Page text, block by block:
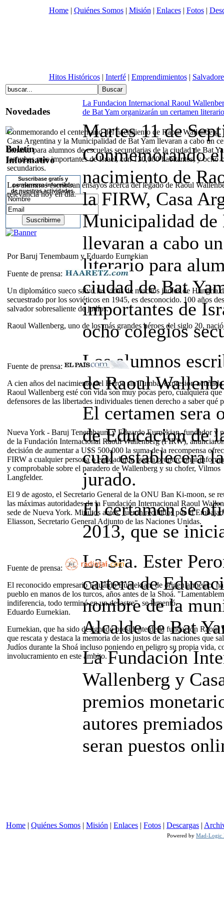
Home| Quiénes Somos| Misión | Enlaces| Fotos|
Hitos Históricos| Interfé| Emprendimientos|
Novedades
Conmemorando el centernario del nacimiento de Raoul Wallenberg,
Casa Argentina y la Municipalidad de Bat Yam llevaran a cabo un
literario para alumnos de escuelas secundarias de la ciudad de Bat
las urbes mas importantes de Israel, con 130,000 habitantes, y ocho
secundarios.
Los alumnos escribiran ensayos acerca del legado de Raoul
relevancia hoy en día.
Por Baruj Tenembaum y Eduardo Eurnekian
Fuente de prensa:
Un diplomático sueco salvó las vidas de muchos judíos de Hungría
secuestrado por los soviéticos en 1945, es desconocido. 100 años
salvador sobresaliente de judíos.
Raoul Wallenberg, uno de los más grandes héroes del siglo 20,
Fuente de prensa:
A cien años del nacimiento del Héroe sin Tumba, expresión
Raoul Wallenberg esté con vida son muy pocas pero, cualquiera
defensores de las libertades individuales tienen derecho a saber qué
Nueva York - Baruj Tenembaum y Eduardo Eurnekian, fundador y
de la Fundación Internacional Raoul Wallenberg (FIRW),
decisión de aumentar a U$S 500.000 la suma de la recompensa
FIRW a cualquier persona o entidad que pueda proporcionar
y comprobable sobre el paradero de Wallenberg y su chofer, Vilmos
Langfelder.
El 9 de agosto, el Secretario General de la ONU Ban Ki-moon, se
las máximas autoridades de la Fundación Internacional Raoul
sede de Nueva York. Minutos antes, fueron recibidos por el
Eliasson, Secretario General Adjunto de las Naciones Unidas.
Fuente de prensa:
El reconocido empresario Eduardo Eurnekian, de origen armenio,
pueblo en manos de los turcos, años antes de la Shoá.
indiferencia, todo terminó en un desastre", se lamentó.
Eduardo Eurnekian.
Eurnekian, que ha sido designado presidente de la fundación Raoul
que rescata y destaca la memoria de los justos de las naciones que
Judíos durante la Shoá incluso poniendo en peligro su propia vida,
involucramiento en este ámbito.
Boletín
Informativo
Suscribase gratís y
permanezca informado
de nuestras actividades.
La Fundacion Internacional Raoul
de Bat Yam organizarán un certamen
Martes 11 de
Conmemorando
nacimiento de
la FIRW, Casa
Municipalidad de
llevaran a cabo
literario para
ciudad de Bat
importantes de
ocho colegios
Los alumnos
de Raoul
El certamen sera
de Educacion de
cual establecera
jurado.
El certamen se
2013, que se
La Sra. Ester
cartera de
nombre de la
Alcalde de Bat
La Fundación
Wallenberg y
premios
autores
seran puestos
Home | Quiénes Somos | Misión | Enlaces | Fotos | Descargas |
Powered by Mad-Logic